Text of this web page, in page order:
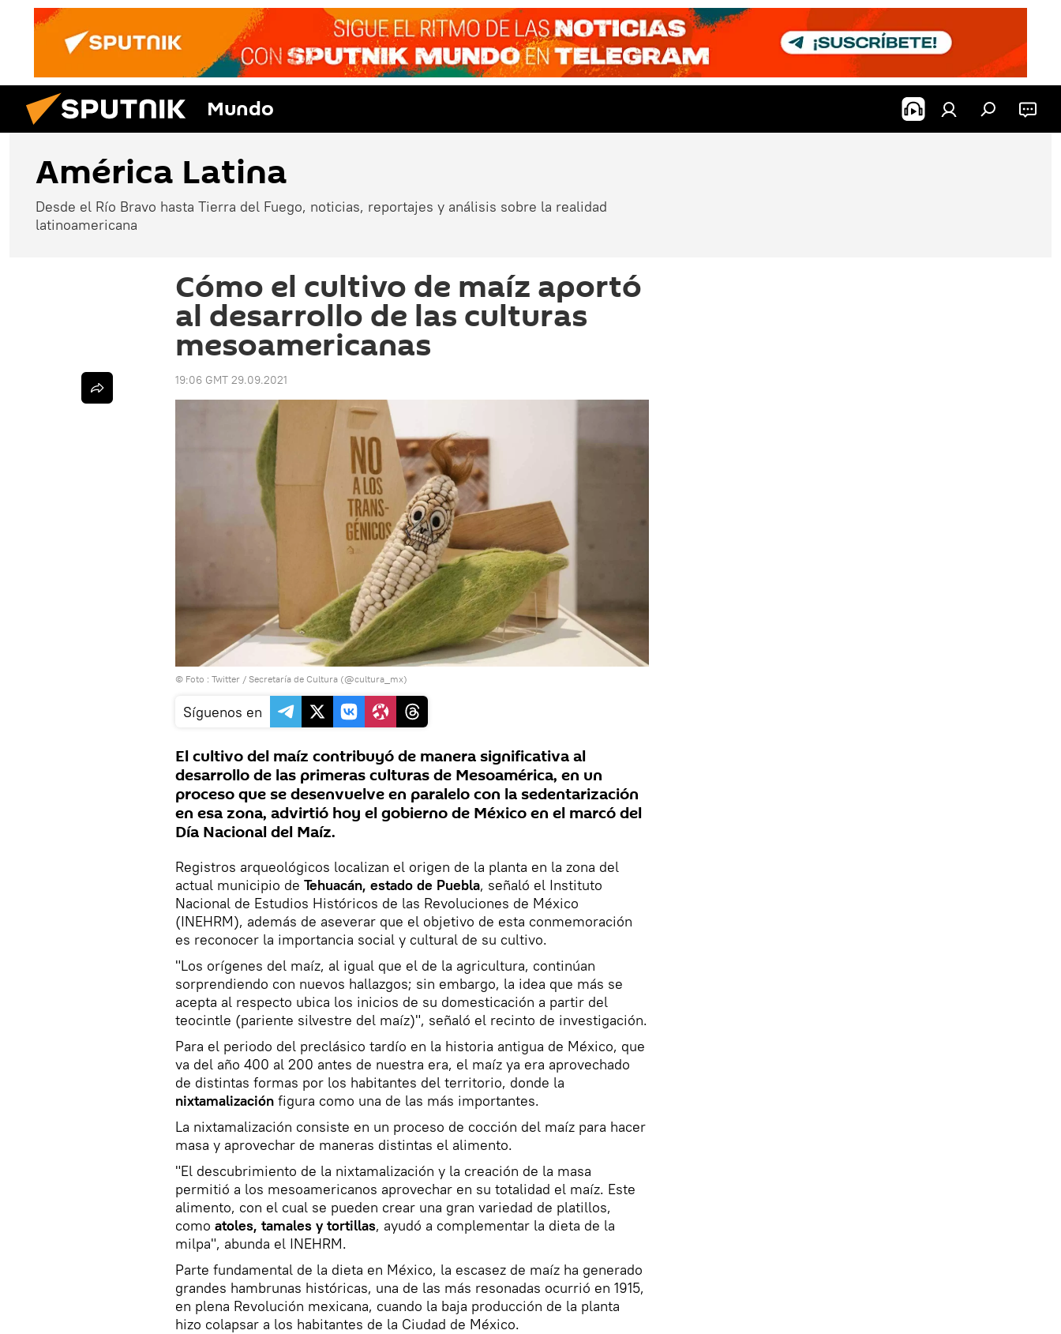
Mundo
América Latina
Desde el Río Bravo hasta Tierra del Fuego, noticias, reportajes y análisis sobre la realidad
latinoamericana
Cómo el cultivo de maíz aportó
al desarrollo de las culturas
mesoamericanas
19:06 GMT 29.09.2021
© Foto : Twitter / Secretaría de Cultura (@cultura_mx)
Síguenos en
El cultivo del maíz contribuyó de manera significativa al
desarrollo de las primeras culturas de Mesoamérica, en un
proceso que se desenvuelve en paralelo con la sedentarización
en esa zona, advirtió hoy el gobierno de México en el marcó del
Día Nacional del Maíz.
Registros arqueológicos localizan el origen de la planta en la zona del
actual municipio de Tehuacán, estado de Puebla, señaló el Instituto
Nacional de Estudios Históricos de las Revoluciones de México
(INEHRM), además de aseverar que el objetivo de esta conmemoración
es reconocer la importancia social y cultural de su cultivo.
"Los orígenes del maíz, al igual que el de la agricultura, continúan
sorprendiendo con nuevos hallazgos; sin embargo, la idea que más se
acepta al respecto ubica los inicios de su domesticación a partir del
teocintle (pariente silvestre del maíz)", señaló el recinto de investigación.
Para el periodo del preclásico tardío en la historia antigua de México, que
va del año 400 al 200 antes de nuestra era, el maíz ya era aprovechado
de distintas formas por los habitantes del territorio, donde la
nixtamalización figura como una de las más importantes.
La nixtamalización consiste en un proceso de cocción del maíz para hacer
masa y aprovechar de maneras distintas el alimento.
"El descubrimiento de la nixtamalización y la creación de la masa
permitió a los mesoamericanos aprovechar en su totalidad el maíz. Este
alimento, con el cual se pueden crear una gran variedad de platillos,
como atoles, tamales y tortillas, ayudó a complementar la dieta de la
milpa", abunda el INEHRM.
Parte fundamental de la dieta en México, la escasez de maíz ha generado
grandes hambrunas históricas, una de las más resonadas ocurrió en 1915,
en plena Revolución mexicana, cuando la baja producción de la planta
hizo colapsar a los habitantes de la Ciudad de México.